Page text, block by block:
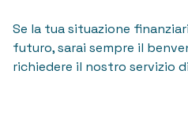
Se la tua situazione
futuro, sarai sempre il
richiedere il nostro servizio